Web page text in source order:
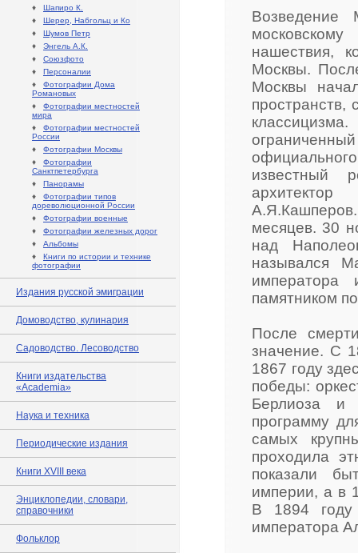
♦ Шапиро К.
♦ Шерер, Набгольц и Ко
♦ Шумов Петр
♦ Энгель А.К.
♦ Союзфото
♦ Персоналии
♦ Фотографии Дома
Романовых
♦ Фотографии местностей
мира
♦ Фотографии местностей
России
♦ Фотографии Москвы
♦ Фотографии
Санктпетербурга
♦ Панорамы
♦ Фотографии типов
дореволюционной России
♦ Фотографии военные
♦ Фотографии железных дорог
♦ Альбомы
♦ Книги по истории и технике
фотографии
Издания русской эмиграции
Домоводство, кулинария
Садоводство. Лесоводство
Книги издательства
«Academia»
Наука и техника
Периодические издания
Книги XVIII века
Энциклопедии, словари,
справочники
Фольклор
Возведение
нашествия,
Москвы.
Москвы
пространств,
известный
месяцев. 30
над
назывался
памятником
После
значение. С
1867 году
победы:
Берлиоза и
программу
самых
проходила
показали
империи, а в
В 1894
императора